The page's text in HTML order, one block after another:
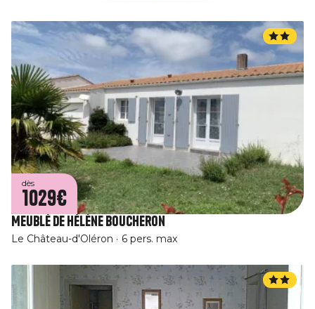
dès
1029€
Meublé de Hélène Boucheron
Le Château-d'Oléron 6 pers. max